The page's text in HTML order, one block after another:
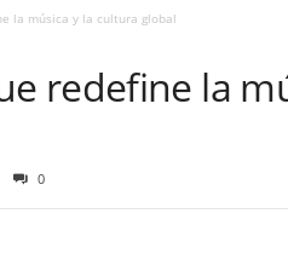
la música y la cultura global
redefine la
0